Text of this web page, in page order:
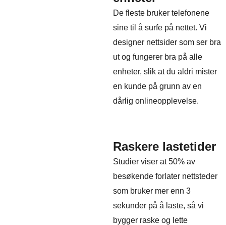
De fleste bruker telefonene
sine til å surfe på nettet. Vi
designer nettsider som ser bra
ut og fungerer bra på alle
enheter, slik at du aldri mister
en kunde på grunn av en
dårlig onlineopplevelse.
Raskere lastetider
Studier viser at 50% av
besøkende forlater nettsteder
som bruker mer enn 3
sekunder på å laste, så vi
bygger raske og lette